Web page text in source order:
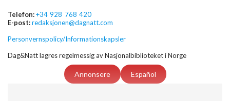
Telefon:+34 928 768 420
E-post:redaksjonen@dagnatt.com
Personvernspolicy/Informationskapsler
Dag&Natt lagres regelmessig av Nasjonalbiblioteket i Norge
Annonsere Español